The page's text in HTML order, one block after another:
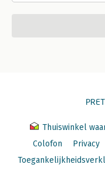
Thuiswinkel
Colofon
Privacy